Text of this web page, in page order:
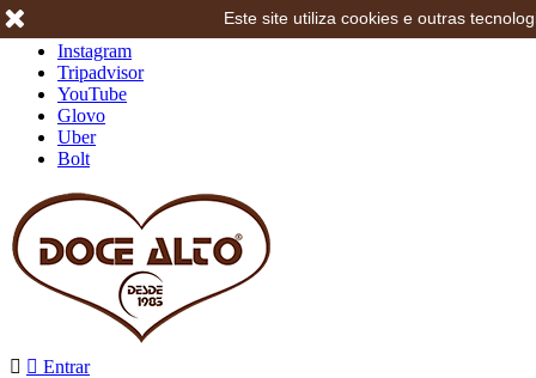
Instagram
Tripadvisor
YouTube
Glovo
Uber
Bolt
  Entrar
Este site utiliza cookies e outras